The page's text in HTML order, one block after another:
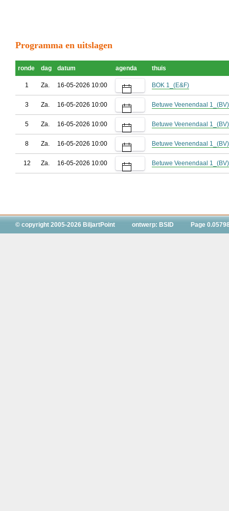
Programma en uitslagen
ronde dag datum agenda thuis
1 Za. 16-05-2026 10:00 BOK 1_(E&F)
3 Za. 16-05-2026 10:00 Betuwe Veenendaal 1_(BV)
5 Za. 16-05-2026 10:00 Betuwe Veenendaal 1_(BV)
8 Za. 16-05-2026 10:00 Betuwe Veenendaal 1_(BV)
12 Za. 16-05-2026 10:00 Betuwe Veenendaal 1_(BV)
© copyright 2005-2026 BiljartPoint ontwerp: BSID Page